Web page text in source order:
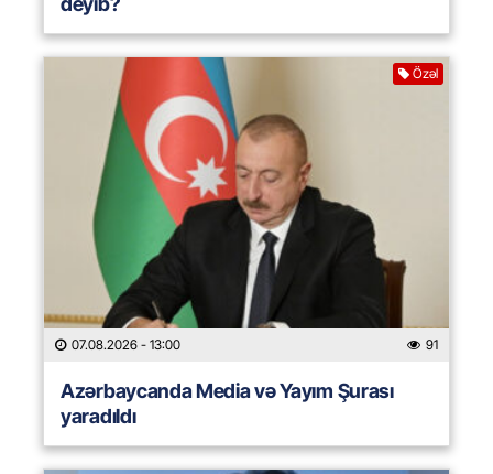
Özəl
07.08.2026 - 13:00 91
Azərbaycanda Media və Yayım Şurası
yaradıldı